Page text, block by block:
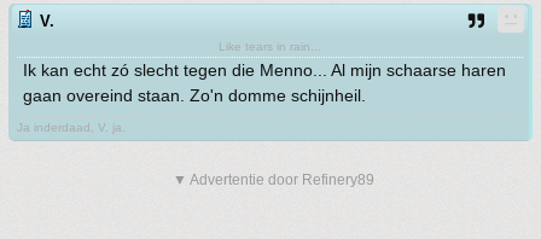
V.
Like tears in rain...
Ik kan echt zó slecht tegen die Menno... Al mijn schaarse haren
gaan overeind staan. Zo'n domme schijnheil.
Ja inderdaad, V. ja.
▼ Advertentie door Refinery89